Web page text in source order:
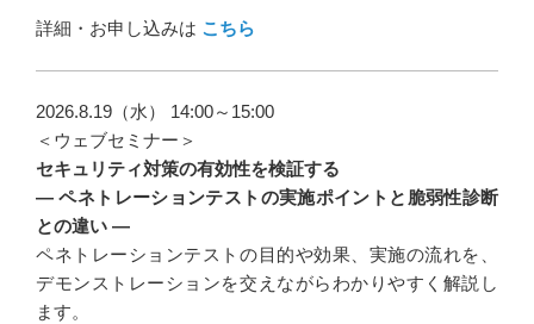
詳細・お申し込みは こちら
2026.8.19（水） 14:00～15:00
＜ウェブセミナー＞
セキュリティ対策の有効性を検証する
― ペネトレーションテストの実施ポイントと脆弱性診断
との違い ―
ペネトレーションテストの目的や効果、実施の流れを、
デモンストレーションを交えながらわかりやすく解説し
ます。